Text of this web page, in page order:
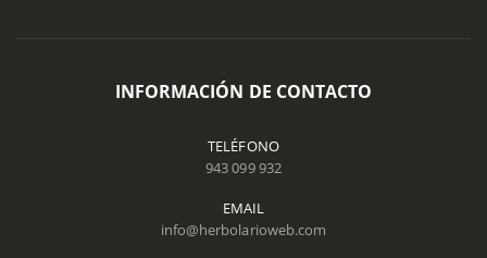
INFORMACIÓN DE CONTACTO
TELÉFONO
943 099 932
EMAIL
info@herbolarioweb.com